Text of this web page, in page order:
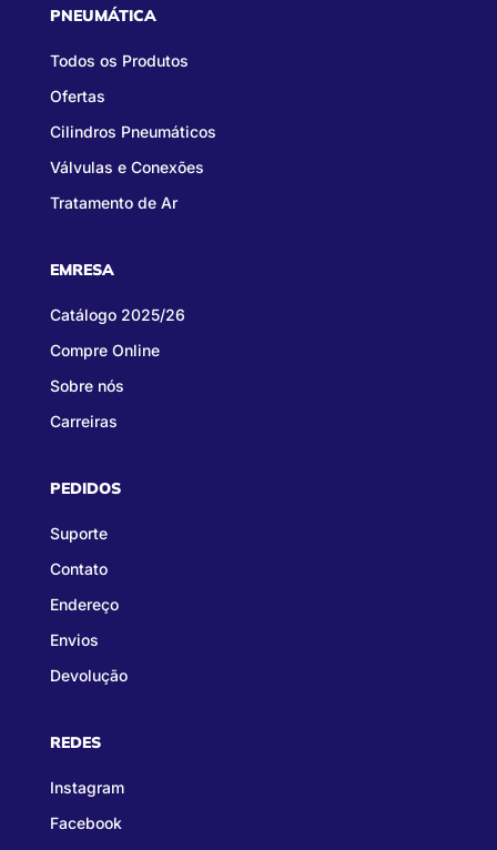
PNEUMÁTICA
Todos os Produtos
Ofertas
Cilindros Pneumáticos
Válvulas e Conexões
Tratamento de Ar
EMRESA
Catálogo 2025/26
Compre Online
Sobre nós
Carreiras
PEDIDOS
Suporte
Contato
Endereço
Envios
Devolução
REDES
Instagram
Facebook